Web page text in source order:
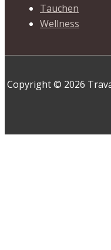
Tauchen
Wellness
Copyright © 2026